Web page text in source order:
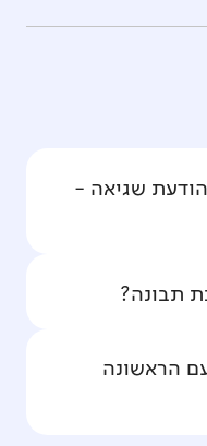
שגיאה -
תבונה?
הראשונה